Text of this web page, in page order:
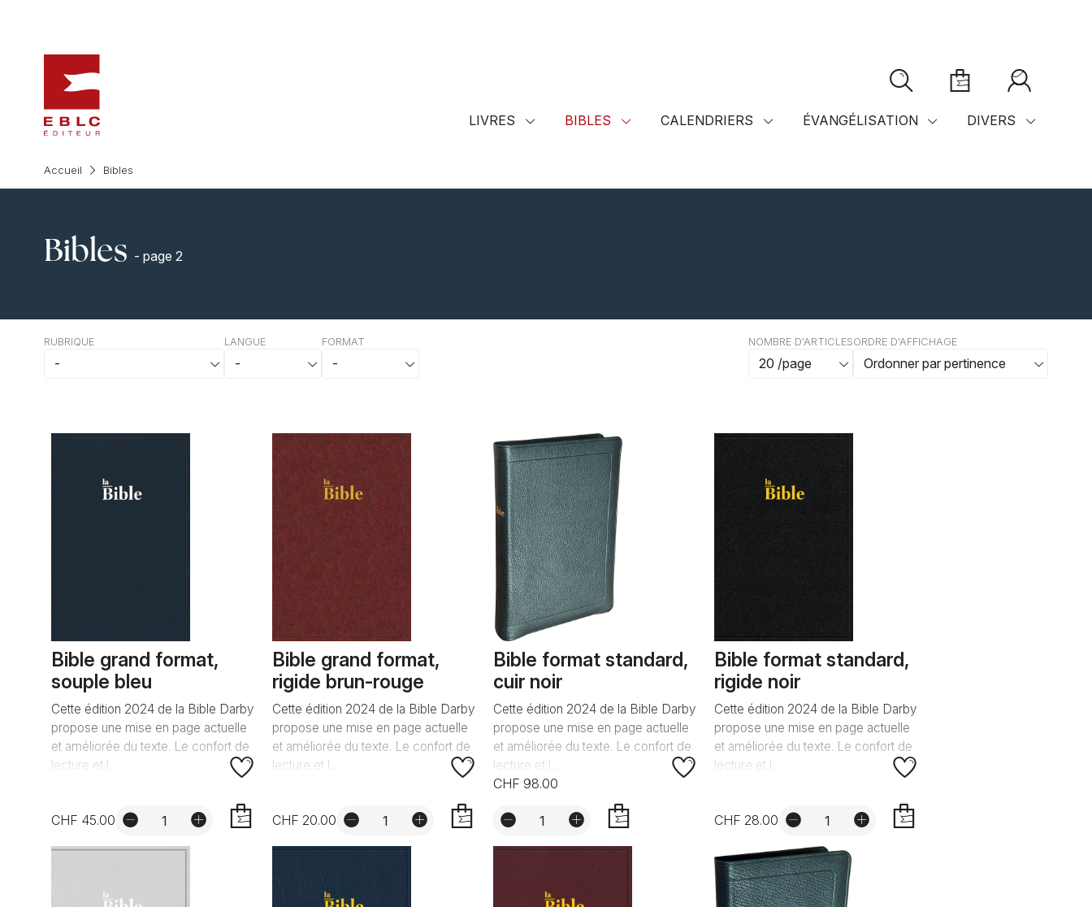
LIVRES BIBLES CALENDRIERS ÉVANGÉLISATION DIVERS
Accueil Bibles
Bibles - page 2
RUBRIQUE LANGUE FORMAT NOMBRE D'ARTICLESORDRE D'AFFICHAGE
Bible grand format,
souple bleu
Cette édition 2024 de la Bible Darby
propose une mise en page actuelle
et améliorée du texte. Le confort de
lecture et l...
CHF 45.00
Bible grand format,
rigide brun-rouge
Cette édition 2024 de la Bible Darby
propose une mise en page actuelle
et améliorée du texte. Le confort de
lecture et l...
CHF 20.00
Bible format standard,
cuir noir
Cette édition 2024 de la Bible Darby
propose une mise en page actuelle
et améliorée du texte. Le confort de
lecture et l...
CHF 98.00
Bible format standard,
rigide noir
Cette édition 2024 de la Bible Darby
propose une mise en page actuelle
et améliorée du texte. Le confort de
lecture et l...
CHF 28.00